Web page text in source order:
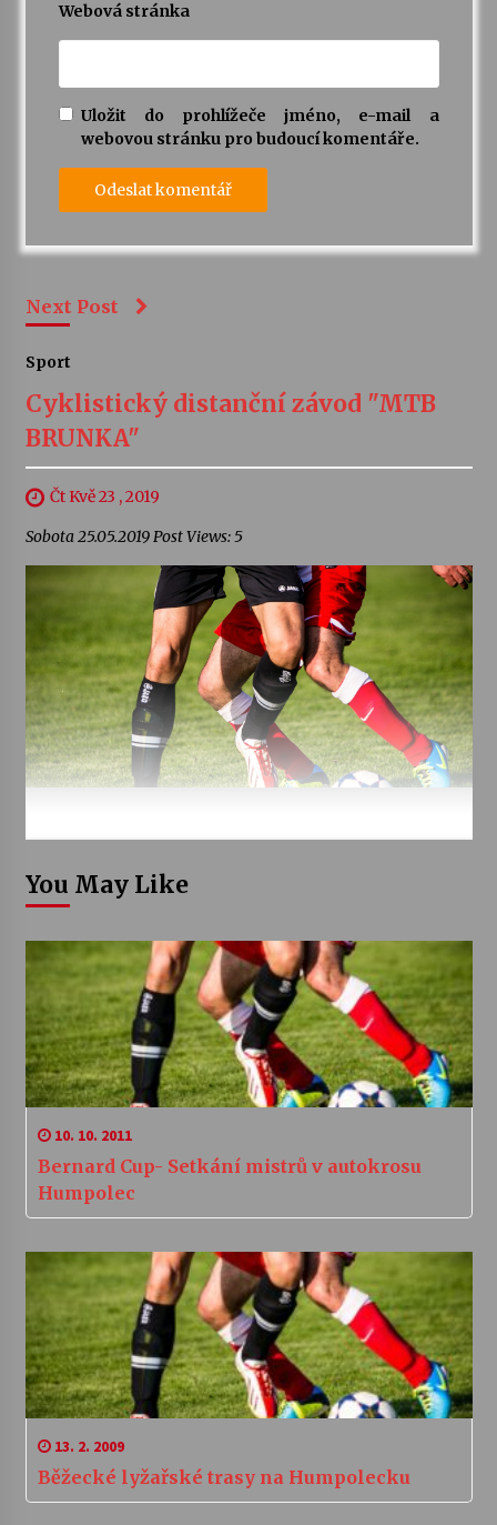
Webová stránka
Uložit do prohlížeče jméno, e-mail a
webovou stránku pro budoucí komentáře.
Next Post
Sport
Cyklistický distanční závod "MTB
BRUNKA"
Čt Kvě 23 , 2019
Sobota 25.05.2019 Post Views: 5
You May Like
10. 10. 2011
Bernard Cup- Setkání mistrů v autokrosu
Humpolec
13. 2. 2009
Běžecké lyžařské trasy na Humpolecku